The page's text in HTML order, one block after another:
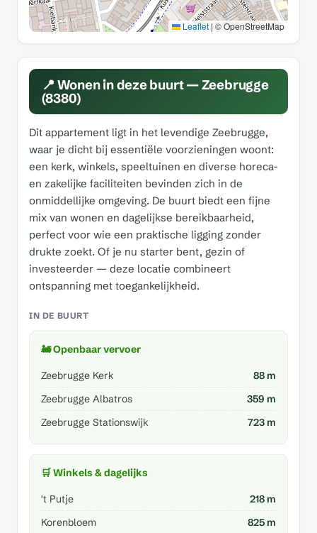
Leaflet | © OpenStreetMap
📍 Wonen in deze buurt — Zeebrugge
(8380)
Dit appartement ligt in het levendige Zeebrugge,
waar je dicht bij essentiële voorzieningen woont:
een kerk, winkels, speeltuinen en diverse horeca-
en zakelijke faciliteiten bevinden zich in de
onmiddellijke omgeving. De buurt biedt een fijne
mix van wonen en dagelijkse bereikbaarheid,
perfect voor wie een praktische ligging zonder
drukte zoekt. Of je nu starter bent, gezin of
investeerder — deze locatie combineert
ontspanning met toegankelijkheid.
IN DE BUURT
🚂 Openbaar vervoer
Zeebrugge Kerk
88 m
Zeebrugge Albatros
359 m
Zeebrugge Stationswijk
723 m
🛒 Winkels & dagelijks
't Putje
218 m
Korenbloem
825 m